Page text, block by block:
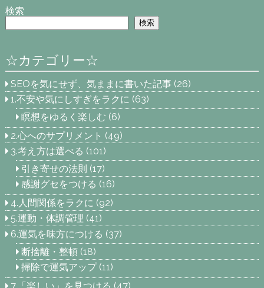
検索
検索
☆カテゴリー☆
SEOを気にせず、気ままに書いた記事 (26)
1.不安や気にしすぎをラクに (63)
瞑想をゆるく楽しむ (6)
2.心へのサプリメント (49)
3.考え方は選べる (101)
引き寄せの法則 (17)
感謝グセをつける (16)
4.人間関係をラクに (92)
5.運動・体調管理 (41)
6.運気を味方につける (37)
断捨離・整頓(18)
掃除で運気アップ(11)